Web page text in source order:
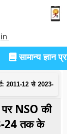
सामान्य ज्ञान
2011-12 से 2023-
पर NSO की
24 तक के